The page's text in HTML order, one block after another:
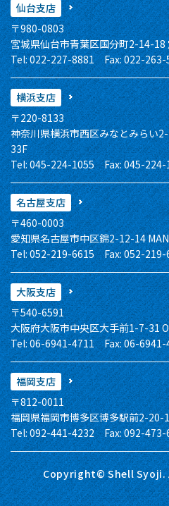
仙台支店
〒980-0803
宮城県仙台市青葉区国分町2-14-18
Tel: 022-227-8881 Fax: 022-263-
横浜支店
〒220-8133
神奈川県横浜市西区みなとみらい
33F
Tel: 045-224-1055 Fax: 045-224-
名古屋支店
〒460-0003
愛知県名古屋市中区錦2-12-14
Tel: 052-219-6615 Fax: 052-219-
大阪支店
〒540-6591
大阪府大阪市中央区大手前1-7-31
Tel: 06-6941-4711 Fax: 06-6941-
福岡支店
〒812-0011
福岡県福岡市博多区博多駅前2-20-
Tel: 092-441-4232 Fax: 092-473-
Copyright© Shell Syoji.